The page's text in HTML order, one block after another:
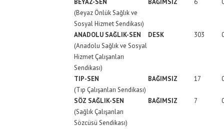
BEYAZ-SEN
BAĞIMSIZ 6
(Beyaz Önlük Sağlık ve
Sosyal Hizmet Sendikası)
ANADOLU SAĞLIK-SEN
DESK 303
(Anadolu Sağlık ve Sosyal
Hizmet Çalışanları
Sendikası)
TIP-SEN
BAĞIMSIZ 17
(Tıp Çalışanları Sendikası)
SÖZ SAĞLIK-SEN
BAĞIMSIZ 7
(Sağlık Çalışanları
Sözcüsü Sendikası)